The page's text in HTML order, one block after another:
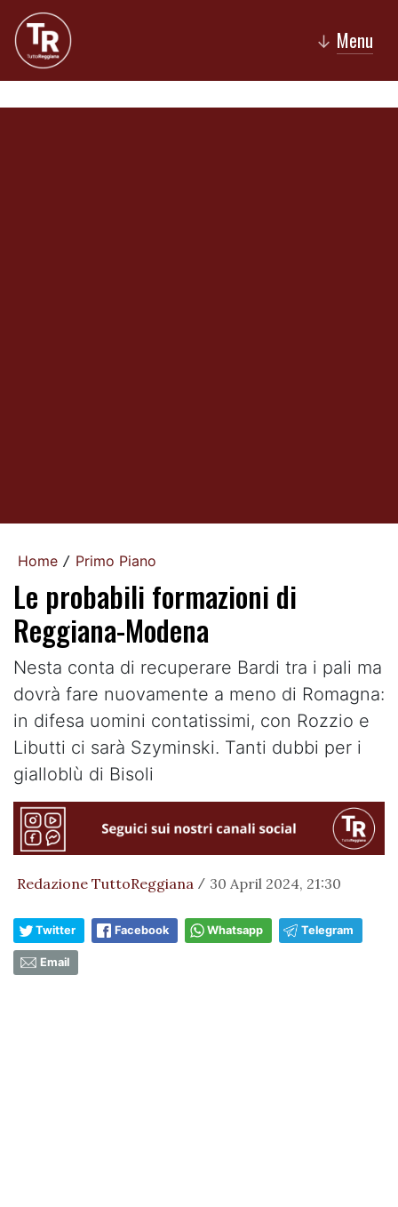
↓ Menu
Home / Primo Piano
Le probabili formazioni di
Reggiana-Modena
Nesta conta di recuperare Bardi tra i pali ma
dovrà fare nuovamente a meno di Romagna:
in difesa uomini contatissimi, con Rozzio e
Libutti ci sarà Szyminski. Tanti dubbi per i
gialloblù di Bisoli
Redazione TuttoReggiana / 30 April 2024, 21:30
Twitter Facebook Whatsapp Telegram
Email